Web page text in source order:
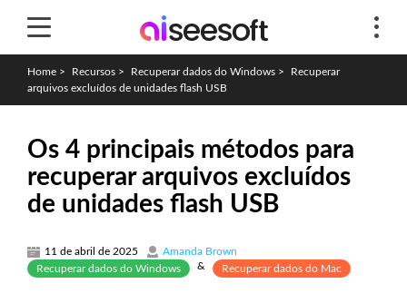
Home > Recursos > Recuperar dados do Windows >
Recuperar
arquivos excluídos de unidades flash USB
Os 4 principais métodos para
recuperar arquivos excluídos
de unidades flash USB
11 de abril de 2025
Amanda Brown
Recuperar dados do Windows
& Recuperar dados do Mac